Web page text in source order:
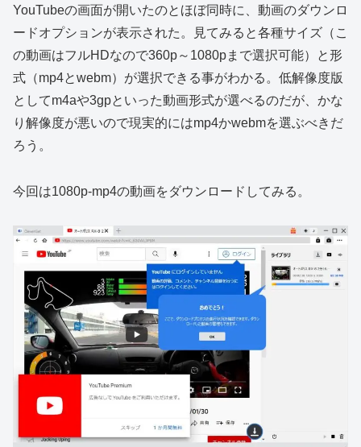
YouTubeの画面が開いたのとほぼ同時に、動画のダウンロ
ードオプションが表示された。見てみると各種サイズ（こ
の動画はフルHDなので360p～1080pまで選択可能）と形
式（mp4とwebm）が選択できる事がわかる。低解像度版
としてm4aや3gpといった動画形式が選べるのだが、かな
り解像度が悪いので現実的にはmp4かwebmを選ぶべきだ
ろう。
今回は1080p-mp4の動画をダウンロードしてみる。